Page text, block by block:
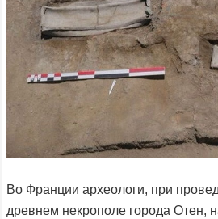
Во Франции археологи, при
древнем некрополе города Отен,